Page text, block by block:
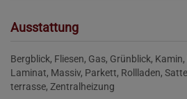
Ausstattung
Bergblick Fliesen Gas Grünblick Kamin
Laminat Massiv Parkett Rollladen
terrasse Zentralheizung